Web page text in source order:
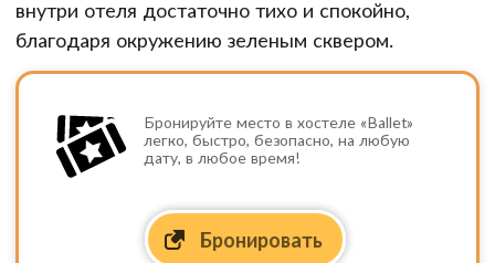
внутри отеля достаточно тихо и спокойно,
благодаря окружению зеленым сквером.
Бронируйте место в хостеле «Ballet»
легко, быстро, безопасно, на любую
дату, в любое время!
Бронировать